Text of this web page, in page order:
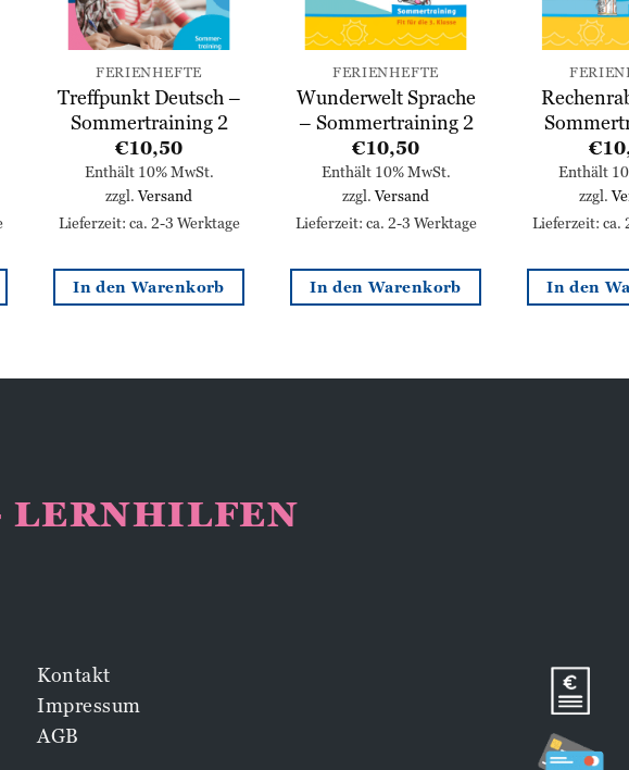
FERIENHEFTE
Treffpunkt Deutsch –
Sommertraining 2
€10,50
Enthält 10% MwSt.
zzgl.Versand
Lieferzeit: ca. 2-3 Werktage
In den Warenkorb
FERIENHEFTE
Wunderwelt Sprache
– Sommertraining 2
€10,50
Enthält 10% MwSt.
zzgl.Versand
Lieferzeit: ca. 2-3 Werktage
In den Warenkorb
€
Enthält
zzgl.
Lieferzeit: ca.
In den
LERNHILFEN
Kontakt
Impressum
AGB